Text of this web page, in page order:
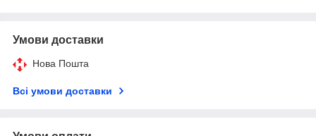
Умови доставки
Нова Пошта
Всі умови доставки